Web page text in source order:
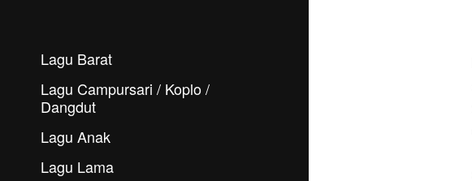
Lagu Barat
Lagu Campursari / Koplo /
Dangdut
Lagu Anak
Lagu Lama